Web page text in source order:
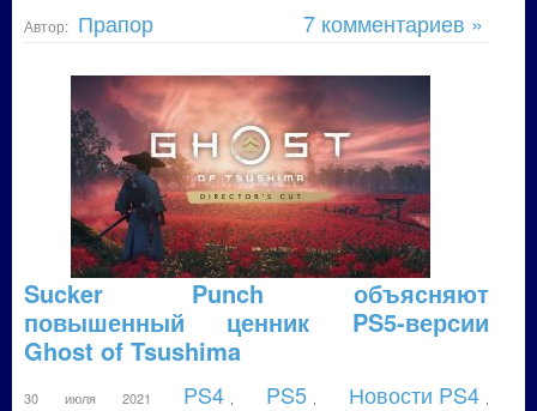
Автор: Прапор 7 комментариев »
Sucker Punch объясняют
повышенный ценник PS5-версии
Ghost of Tsushima
30 июля 2021 PS4 PS5 Новости PS4